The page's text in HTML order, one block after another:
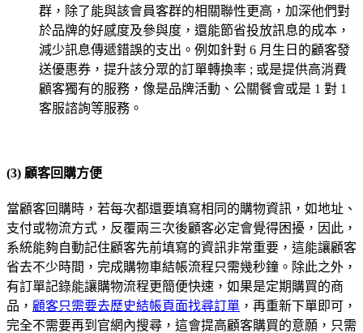
群，除了能與該會員客群的相關聯性更高，加深他們對
於品牌的好感度及參與度，還能節省投放訊息的成本，
減少訊息傳遞錯誤的支出。例如針對 6 月生日的顧客發
送優惠券，提升該分眾的訂單轉換率 ; 或是提供高消費
顧客獨有的服務，像是品牌活動、公關餐會或是 1 對 1
客服諮詢等服務。
(3) 顧客回購方便
當顧客回購時，若每次都還要填寫相同的購物資訊，如地址、
支付或物流方式，反覆兩三次後顧客必定會覺得困擾，因此，
系統能夠自動記住顧客先前填寫的資訊非常重要，這能讓顧客
省去不少時間，完成購物車結帳流程只需幾秒鐘。除此之外，
有訂單記錄能讓購物流程更簡便快速，如果是定期購買的商
品， 顧客只需要去歷史結帳頁面找尋訂單 ，再重新下單即可，
完全不需要再到官網內搜尋，這會提高顧客購買的意願，只需